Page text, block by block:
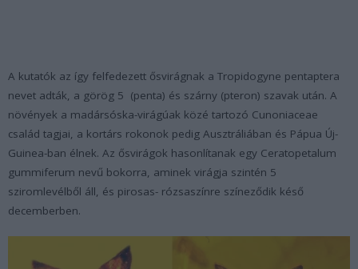
A kutatók az így felfedezett ősvirágnak a Tropidogyne pentaptera
nevet adták, a görög 5 (penta) és szárny (pteron) szavak után. A
növények a madársóska-virágúak közé tartozó Cunoniaceae
család tagjai, a kortárs rokonok pedig Ausztráliában és Pápua Új-
Guinea-ban élnek. Az ősvirágok hasonlítanak egy Ceratopetalum
gummiferum nevű bokorra, aminek virágja szintén 5
sziromlevélből áll, és pirosas- rózsaszínre színeződik késő
decemberben.